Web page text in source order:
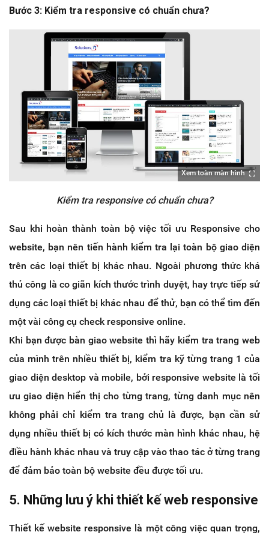
Bước 3: Kiểm tra responsive có chuẩn chưa?
Xem toàn màn hình
Kiểm tra responsive có chuẩn chưa?
Sau khi hoàn thành toàn bộ việc tối ưu Responsive cho
website, bạn nên tiến hành kiểm tra lại toàn bộ giao diện
trên các loại thiết bị khác nhau. Ngoài phương thức khá
thủ công là co giãn kích thước trình duyệt, hay trực tiếp sử
dụng các loại thiết bị khác nhau để thử, bạn có thể tìm đến
một vài công cụ check responsive online.
Khi bạn được bàn giao website thì hãy kiểm tra trang web
của mình trên nhiều thiết bị, kiểm tra kỹ từng trang 1 của
giao diện desktop và mobile, bởi responsive website là tối
ưu giao diện hiển thị cho từng trang, từng danh mục nên
không phải chỉ kiểm tra trang chủ là được, bạn cần sử
dụng nhiều thiết bị có kích thước màn hình khác nhau, hệ
điều hành khác nhau và truy cập vào thao tác ở từng trang
để đảm bảo toàn bộ website đều được tối ưu.
5. Những lưu ý khi thiết kế web responsive
Thiết kế website responsive là một công việc quan trọng,